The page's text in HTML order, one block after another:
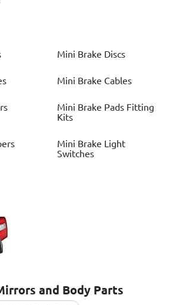
Mini Brake Discs
Mini Brake Cables
Mini Brake Pads Fitting
Kits
Mini Brake Light
Switches
and Body Parts